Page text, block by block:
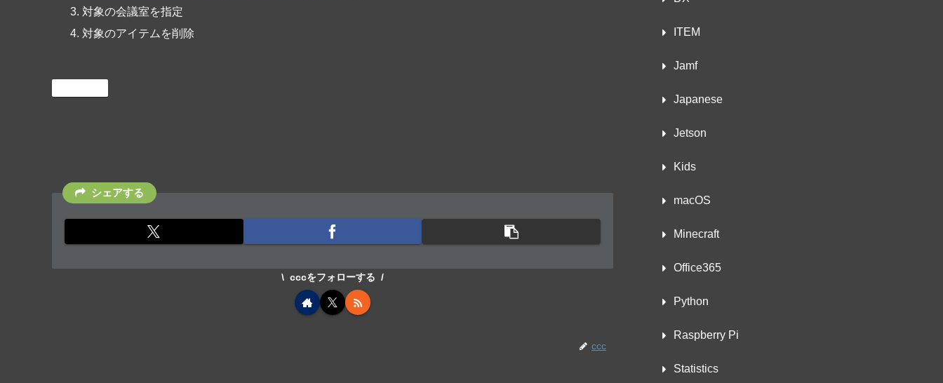
対象の会議室を指定
対象のアイテムを削除
シェアする
cccをフォローする
ccc
ITEM
Jamf
Japanese
Jetson
Kids
macOS
Minecraft
Office365
Python
Raspberry Pi
Statistics